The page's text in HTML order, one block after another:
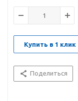
Купить в 1 клик
Поделиться